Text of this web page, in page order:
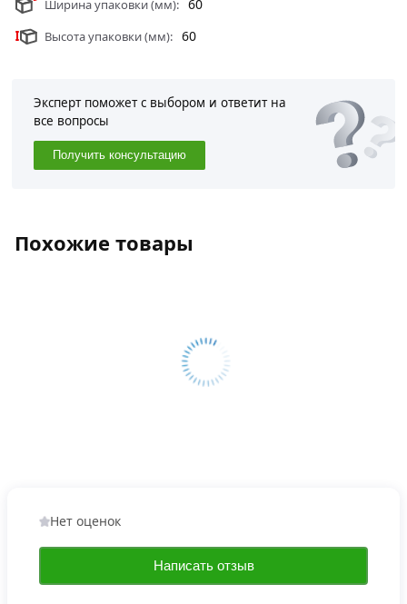
Ширина упаковки (мм): 60
Высота упаковки (мм): 60
Эксперт поможет с выбором и ответит на
все вопросы
Получить консультацию
Похожие товары
Нет оценок
Написать отзыв